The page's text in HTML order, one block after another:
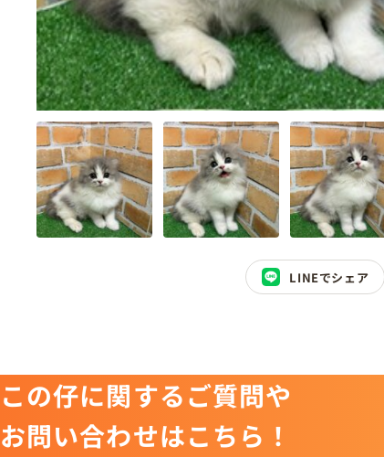
LINEでシェア
この仔に関するご質問や
お問い合わせはこちら！